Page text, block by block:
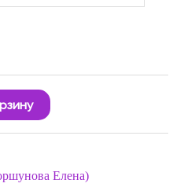
Елена)